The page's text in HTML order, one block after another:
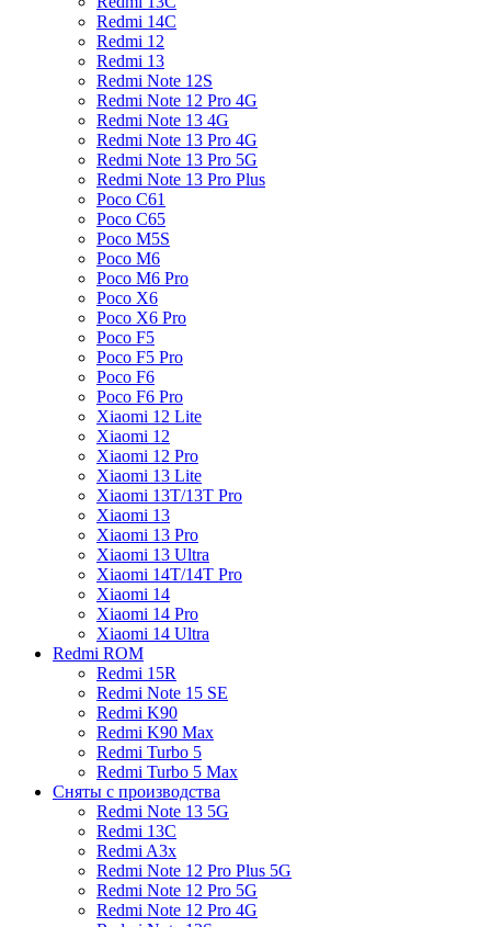
Redmi 14C
Redmi 12
Redmi 13
Redmi Note 12S
Redmi Note 12 Pro 4G
Redmi Note 13 4G
Redmi Note 13 Pro 4G
Redmi Note 13 Pro 5G
Redmi Note 13 Pro Plus
Poco C61
Poco C65
Poco M5S
Poco M6
Poco M6 Pro
Poco X6
Poco X6 Pro
Poco F5
Poco F5 Pro
Poco F6
Poco F6 Pro
Xiaomi 12 Lite
Xiaomi 12
Xiaomi 12 Pro
Xiaomi 13 Lite
Xiaomi 13T/13T Pro
Xiaomi 13
Xiaomi 13 Pro
Xiaomi 13 Ultra
Xiaomi 14T/14T Pro
Xiaomi 14
Xiaomi 14 Pro
Xiaomi 14 Ultra
Redmi ROM
Redmi 15R
Redmi Note 15 SE
Redmi K90
Redmi K90 Max
Redmi Turbo 5
Redmi Turbo 5 Max
Сняты с производства
Redmi Note 13 5G
Redmi 13C
Redmi A3x
Redmi Note 12 Pro Plus 5G
Redmi Note 12 Pro 5G
Redmi Note 12 Pro 4G